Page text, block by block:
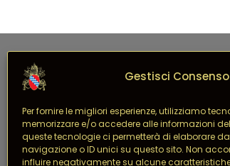
Gestisci
Per fornire le migliori esperienze, utilizziamo
memorizzare e/o accedere alle informazioni
queste tecnologie ci permetterà di elaborare
navigazione o ID unici su questo sito. Non
influire negativamente su alcune
APS –